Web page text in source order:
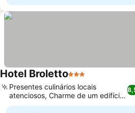
Hotel Broletto3 Estrelas
Presentes culinários locais
atenciosos, Charme de um edifício
histórico